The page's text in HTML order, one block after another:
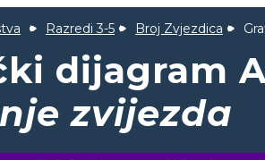
Razredi 3-5 Broj Zvjezdica
dijagram
zvijezda